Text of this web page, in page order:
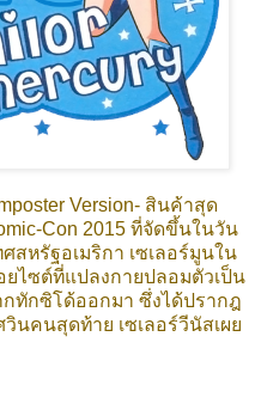
Version- สินค้าสุด
Con 2015 ที่จัดขึ้นในวัน
สหรัฐอเมริกา เซเลอร์มูนใน
ไซต์ที่แปลงกายปลอมตัวเป็น
กทักซิโด้ออกมา ซึ่งได้ปรากฎ
นคนสุดท้าย เซเลอร์วีนัสเผย